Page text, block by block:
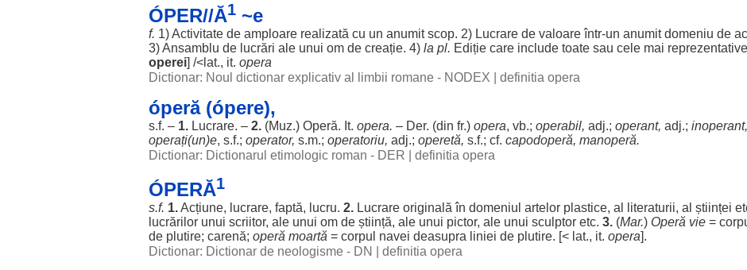
ÓPER//Ă1 ~e
f. 1)Activitate de amploare realizată cu un anumit scop. 2) Lucrare de valoareîntr-un anumit domeniu de
3)Ansamblu de lucrări ale unui om de creație. 4) la pl. Ediție care include toate sau cele mai reprezentative
operei] /<lat., it. opera
Dictionar: Noul dictionar explicativ al limbii romane - NODEX
definitia opera
óperă (ópere),
s.f. – 1. Lucrare. – 2. (Muz.) Operă. It. opera. – Der. (din fr.) opera, vb.; operabil, adj.; operant, adj.; inoperant,
operați(un)e, s.f.; operator, s.m.; operatoriu, adj.; operetă, s.f.; cf. capodoperă, manoperă.
Dictionar: Dictionarul etimologic roman - DER
definitia opera
ÓPERĂ1
s.f. 1.Acțiune, lucrare, faptă, lucru. 2. Lucrare originală în domeniul artelor plastice, al literaturii, al științei
lucrărilor unui scriitor, ale unui om de știință, ale unui pictor, ale unui sculptor etc. 3. (Mar.) Operă vie =
de plutire; carenă; operă moartă = corpul navei deasupra liniei de plutire. [< lat., it. opera].
Dictionar: Dictionar de neologisme - DN
definitia opera